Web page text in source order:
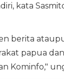
kata
berita
papua
Kominfo,"